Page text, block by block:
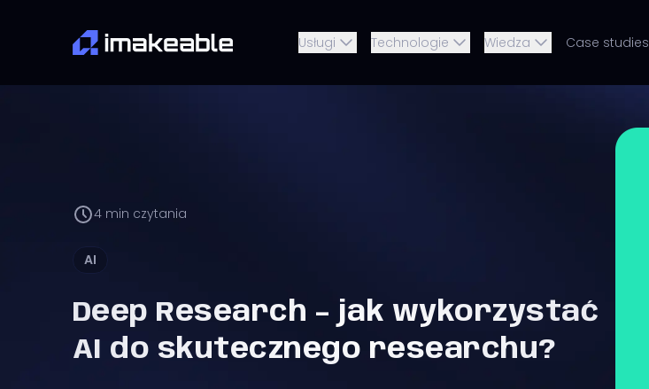
Usługi Technologie Wiedza Case studies
4 min czytania
AI
Deep Research – jak wykorzystać
AI do skutecznego researchu?